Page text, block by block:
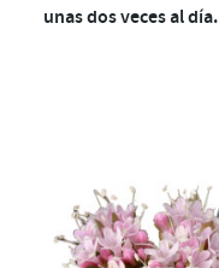
unas dos veces al día.